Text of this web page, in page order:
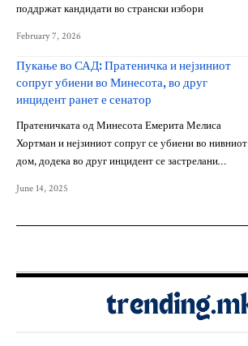
поддржат кандидати во странски избори
February 7, 2026
Пукање во САД: Пратеничка и нејзиниот
сопруг убиени во Минесота, во друг
инцидент ранет е сенатор
Пратеничката од Минесота Емерита Мелиса
Хортман и нејзиниот сопруг се убиени во нивниот
дом, додека во друг инцидент се застрелани…
June 14, 2025